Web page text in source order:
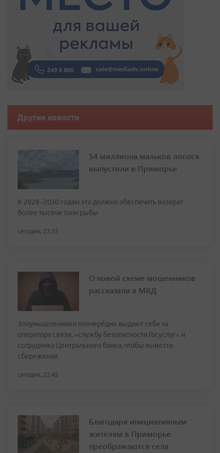
Другие новости
54 миллиона мальков лосося
выпустили в Приморье
К 2028–2030 годам это должно обеспечить возврат
более тысячи тонн рыбы
сегодня, 23:32
О новой схеме мошенников
рассказали в МВД
Злоумышленники поочерёдно выдают себя за
оператора связи, «службу безопасности Госуслуг» и
сотрудника Центрального банка, чтобы вывезти
сбережения
сегодня, 22:45
Благодаря инициативным
жителям в Приморье
преображаются села